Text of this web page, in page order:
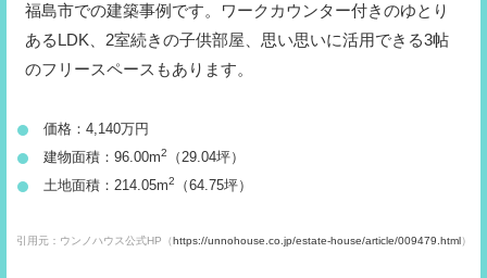
福島市での建築事例です。ワークカウンター付きのゆとり
あるLDK、2室続きの子供部屋、思い思いに活用できる3帖
のフリースペースもあります。
価格：4,140万円
建物面積：96.00m2
（29.04坪）
土地面積：214.05m2 （64.75坪）
引用元：ウンノハウス公式HP（https://unnohouse.co.jp/estate-house/article/009479.html）